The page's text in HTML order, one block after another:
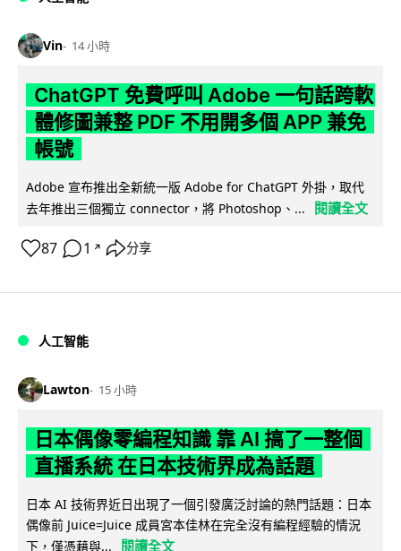
Vin 14 小時
ChatGPT 免費呼叫 Adobe 一句話跨軟
體修圖兼整 PDF 不用開多個 APP 兼免
帳號
Adobe 宣布推出全新統一版 Adobe for ChatGPT 外掛，取代
去年推出三個獨立 connector，將 Photoshop、...
閱讀全文
87 1 ↗ 分享
人工智能
Lawton 15 小時
日本偶像零編程知識 靠 AI 搞了一整個
直播系統 在日本技術界成為話題
日本 AI 技術界近日出現了一個引發廣泛討論的熱門話題：日本
偶像前 Juice=Juice 成員宮本佳林在完全沒有編程經驗的情況
下，僅憑藉與...
閱讀全文